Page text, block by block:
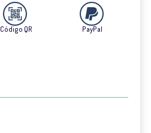
Código QR PayPal